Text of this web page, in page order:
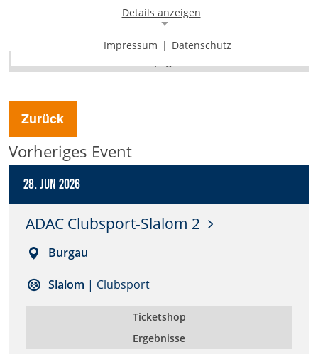
Zurück
Vorheriges Event
28. Jun 2026
ADAC Clubsport-Slalom 2
Burgau
Slalom | Clubsport
Ticketshop
Ergebnisse
Details anzeigen
Notwendige Cookies ermöglichen die Kernfunktionalität
machen, indem sie grundlegende Funktionen
ermöglichen. Ohne diese Cookies kann die Website nicht
richtig funktionieren.
Background Image
Dieser Cookie speichert Informationen zu
verwendeten Hintergrundbildern der Website.
Impressum | Datenschutz